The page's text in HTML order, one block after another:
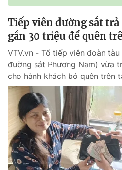
Tiếp viên đường sắt
gần 30 triệu để quên
VTV.vn - Tổ tiếp viên đoàn
đường sắt Phương Nam) vừa
cho hành khách bỏ quên trên